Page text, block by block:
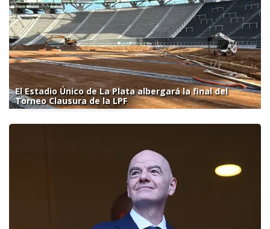
El Estadio Único de La Plata albergará la final del
Torneo Clausura de la LPF